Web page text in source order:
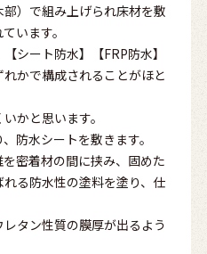
）で組み上げられ床材を敷
います。
シート防水】【FRP防水】
れかで構成されることがほと
かと思います。
防水シートを敷きます。
を密着材の間に挟み、固めた
る防水性の塗料を塗り、仕
レタン性質の膜厚が出るよう